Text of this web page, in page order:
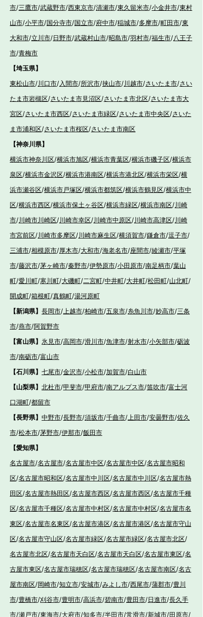
市/三鷹市/武蔵野市/西東京市/清瀬市/東久留米市/小金井市/東村
山市/小平市/国分寺市/国立市/府中市/稲城市/多摩市/町田市/東
大和市/立川市/日野市/武蔵村山市/昭島市/羽村市/福生市/八王子
市/青梅市
【埼玉県】
東松山市/川口市/入間市/所沢市/挟山市/川越市/さいたま市/さい
たま市岩槻区/さいたま市見沼区/さいたま市北区/さいたま市大
宮区/さいたま市西区/さいたま市緑区/さいたま市中央区/さいた
ま市浦和区/さいたま市桜区/さいたま市南区
【神奈川県】
横浜市神奈川区/横浜市旭区/横浜市青葉区/横浜市磯子区/横浜市
泉区/横浜市金沢区/横浜市港南区/横浜市港北区/横浜市栄区/横
浜市瀬谷区/横浜市戸塚区/横浜市都筑区/横浜市鶴見区/横浜市中
区/横浜市西区/横浜市保土ヶ谷区/横浜市緑区/横浜市南区/川崎
市/川崎市川崎区/川崎市幸区/川崎市中原区/川崎市高津区/川崎
市宮前区/川崎市多摩区/川崎市麻生区/横須賀市/鎌倉市/逗子市/
三浦市/相模原市/厚木市/大和市/海老名市/座間市/綾瀬市/平塚
市/藤沢市/茅ヶ崎市/秦野市/伊勢原市/小田原市/南足柄市/葉山
町/愛川町/寒川町/大磯町/二宮町/中井町/大井町/松田町/山北町/
開成町/箱根町/真鶴町/湯河原町
【新潟県】 長岡市/ 上越市/柏崎市/五泉市/糸魚川市/妙高市/三条
市/燕市/阿賀野市
【富山県】 氷見市/高岡市/滑川市/魚津市/射水市/小矢部市/砺波
市/南砺市/富山市
【石川県】 七尾市/金沢市/小松市/加賀市/白山市
【山梨県】 北杜市/甲斐市/甲府市/南アルプス市/笛吹市/富士河
口湖町/都留市
【長野県】 中野市/長野市/須坂市/千曲市/ 上田市/安曇野市/佐久
市/松本市/茅野市/伊那市/飯田市
【愛知県】
名古屋市/名古屋市/名古屋市中区/名古屋市中区/名古屋市昭和
区/名古屋市昭和区/名古屋市中川区/名古屋市中川区/名古屋市熱
田区/名古屋市熱田区/名古屋市西区/名古屋市西区/名古屋市千種
区/名古屋市千種区/名古屋市中村区/名古屋市中村区/名古屋市名
東区/名古屋市名東区/名古屋市港区/名古屋市港区/名古屋市守山
区/名古屋市守山区/名古屋市緑区/名古屋市緑区/名古屋市北区/
名古屋市北区/名古屋市天白区/名古屋市天白区/名古屋市東区/名
古屋市東区/名古屋市瑞穂区/名古屋市瑞穂区/名古屋市南区/名古
屋市南区/岡崎市/知立市/安城市/みよし市/西尾市/蒲郡市/豊川
市/豊橋市/刈谷市/豊明市/高浜市/碧南市/豊田市/日進市/長久手
市/瀬戸市/東海市/大府市/知多市/半田市/常滑市/新城市/田原市/